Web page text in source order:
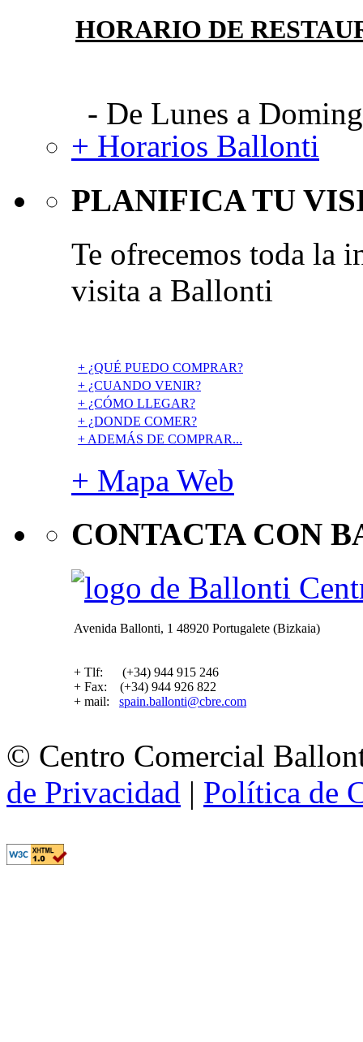
HORARIO DE
- De Lunes a
+ Horarios Ballonti
PLANIFICA TU
Te ofrecemos toda la
visita a Ballonti
+ ¿QUÉ PUEDO COMPRAR?
+ ¿CUANDO VENIR?
+ ¿CÓMO LLEGAR?
+ ¿DONDE COMER?
+ ADEMÁS DE COMPRAR...
+ Mapa Web
CONTACTA CON
Avenida Ballonti, 1 48920 Portugalete (Bizkaia)
+ Tlf: (+34) 944 915 246
+ Fax: (+34) 944 926 822
+ mail: spain.ballonti@cbre.com
© Centro Comercial
de Privacidad | Política de